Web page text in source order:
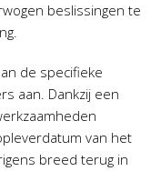
beslissingen te
de specifieke
aan. Dankzij een
van het
breed terug in